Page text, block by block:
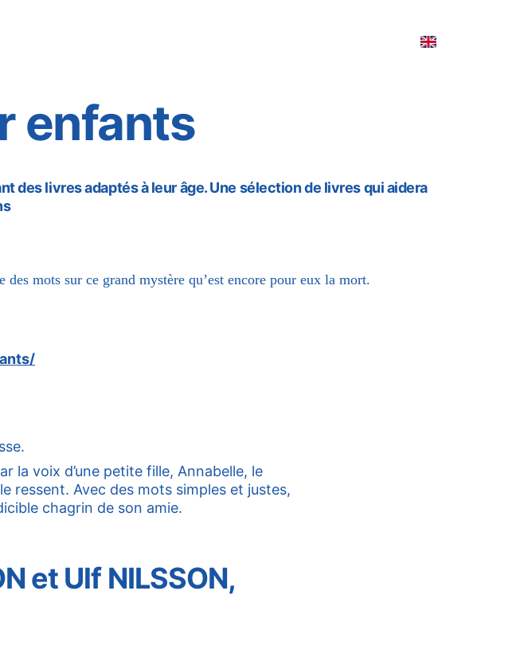
enfants
des livres adaptés à leur âge. Une sélection de livres qui aidera
mots sur ce grand mystère qu’est encore pour eux la mort.
la voix d’une petite fille, Annabelle, le
ressent. Avec des mots simples et justes,
chagrin de son amie.
et Ulf NILSSON,